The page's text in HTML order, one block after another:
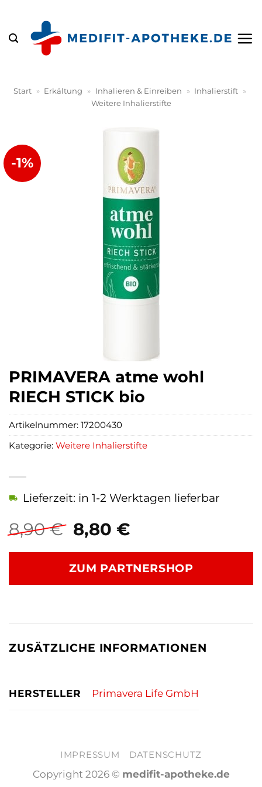
springen
Start » Erkältung » Inhalieren & Einreiben » Inhalierstift »
Weitere Inhalierstifte
-1%
PRIMAVERA atme wohl
RIECH STICK bio
8,90€ Ursprünglicher
Preis
war:
8,90 €
8,80 €Aktueller
ist:
8,80 €.
Lieferzeit: in 1-2 Werktagen lieferbar
ZUM PARTNERSHOP
Artikelnummer: 17200430
Kategorie: Weitere Inhalierstifte
ZUSÄTZLICHE INFORMATIONEN
HERSTELLER Primavera Life GmbH
IMPRESSUM DATENSCHUTZ
Copyright 2026 © medifit-apotheke.de